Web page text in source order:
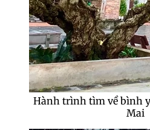
Hành trình tìm về bình
Mai